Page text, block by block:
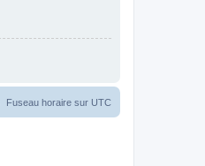
Fuseau horaire sur UTC